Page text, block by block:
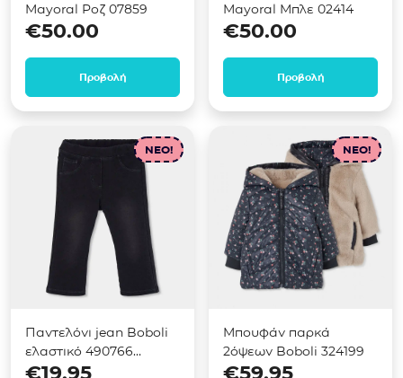
Mayoral Ροζ 07859
€50.00
Προβολή
Mayoral Μπλε 02414
€50.00
Προβολή
NEO!
Παντελόνι jean Boboli
ελαστικό 490766
Μαύρο
NEO!
Μπουφάν παρκά
2όψεων Boboli 324199